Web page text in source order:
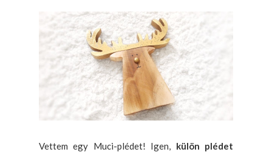
Vettem egy Muci-plédet! Igen, külön plédet